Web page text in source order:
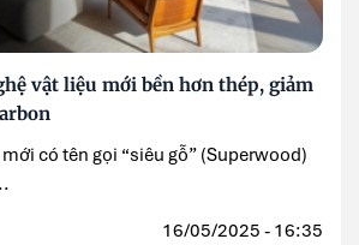
vật liệu mới bền hơn thép, giảm
có tên gọi “siêu gỗ” (Superwood)
16/05/2025 - 16:35